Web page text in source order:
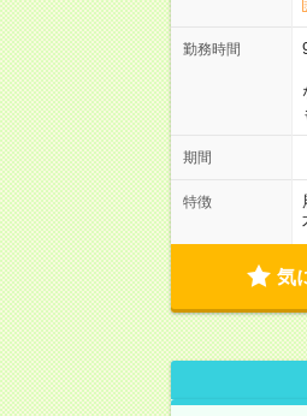
勤務時間
期間
特徴
気